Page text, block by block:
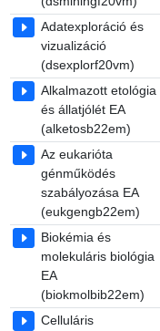
Adatexploráció és
vizualizáció
(dsexplorf20vm)
Alkalmazott etológia
és állatjólét EA
(alketosb22em)
Az eukarióta
génműködés
szabályozása EA
(eukgengb22em)
Biokémia és
molekuláris biológia
EA
(biokmolbib22em)
Celluláris